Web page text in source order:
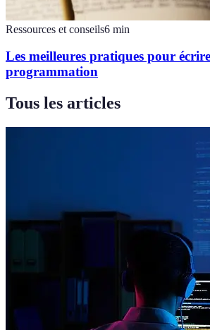
Ressources et conseils6 min
Les meilleures pratiques pour
programmation
Tous les articles